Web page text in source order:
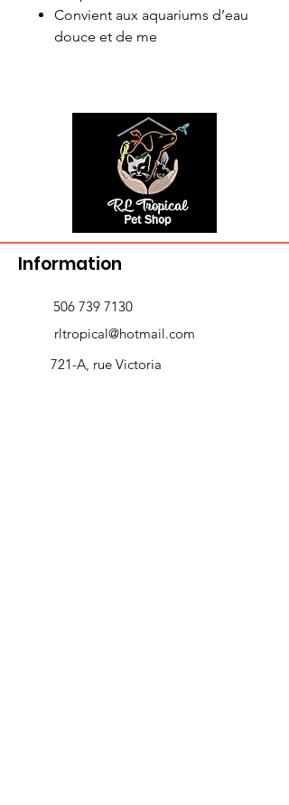
Convient aux aquariums d’eau
douce et de me
Information
506 739 7130
rltropical@hotmail.com
721-A, rue Victoria